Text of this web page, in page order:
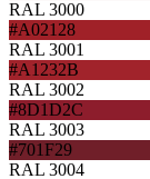
RAL 3000
#A02128
RAL 3001
#A1232B
RAL 3002
#8D1D2C
RAL 3003
#701F29
RAL 3004